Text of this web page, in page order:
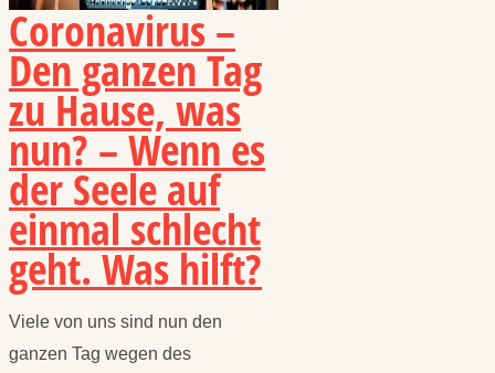
Coronavirus –
Den ganzen Tag
zu Hause, was
nun? – Wenn es
der Seele auf
einmal schlecht
geht. Was hilft?
Viele von uns sind nun den
ganzen Tag wegen des